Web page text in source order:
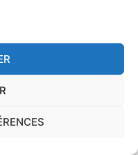
se trouve dans une
radon de 3